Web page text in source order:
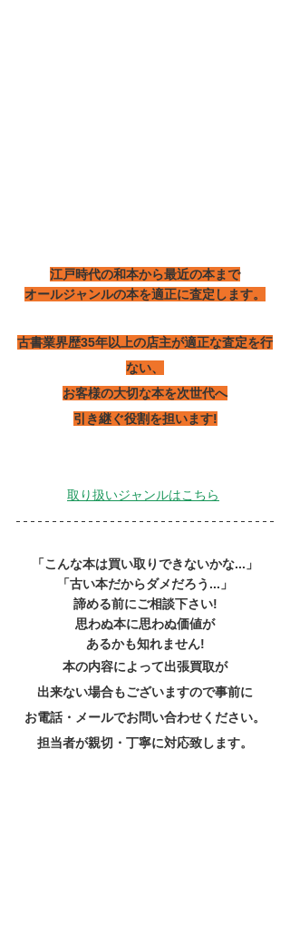
江戸時代の和本から最近の本まで
オールジャンルの本を適正に査定します。
古書業界歴35年以上の店主が適正な査定を行
ない、
お客様の大切な本を次世代へ
引き継ぐ役割を担います!
取り扱いジャンルはこちら
「こんな本は買い取りできないかな...」
「古い本だからダメだろう...」
諦める前にご相談下さい!
思わぬ本に思わぬ価値が
あるかも知れません!
本の内容によって出張買取が
出来ない場合もございますので事前に
お電話・メールでお問い合わせください。
担当者が親切・丁寧に対応致します。